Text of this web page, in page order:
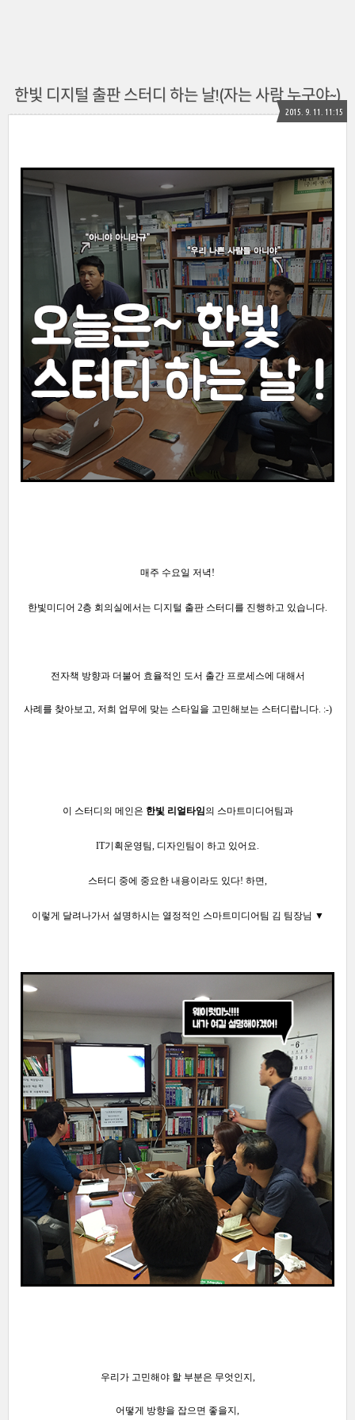
한빛 디지털 출판 스터디 하는 날!(자는 사람 누구야~)
2015. 9. 11. 11:15
매주 수요일 저녁 !
한빛미디어 2층 회의실에서는 디지털 출판 스터디를 진행하고 있습니다.
전자책 방향과 더불어 효율적인 도서 출간 프로세스에 대해서
사례를 찾아보고, 저희 업무에 맞는 스타일을 고민해보는 스터디랍니다. :-)
이 스터디의 메인은 한빛 리얼타임 의 스마트미디어팀과
IT기획운영팀, 디자인팀이 하고 있어요.
스터디 중에 중요한 내용이라도 있다! 하면,
이렇게 달려나가서 설명하시는 열정적인 스마트미디어팀 김 팀장님 ▼
우리가 고민해야 할부분은 무엇인지,
어떻게 방향을 잡으면 좋을지,